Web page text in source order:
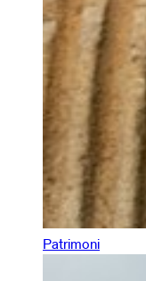
Patrimoni